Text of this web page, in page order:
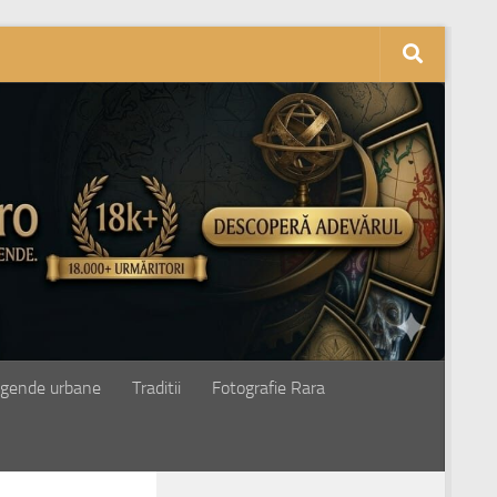
urbane Traditii Fotografie Rara